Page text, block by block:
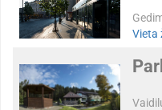
Vieta